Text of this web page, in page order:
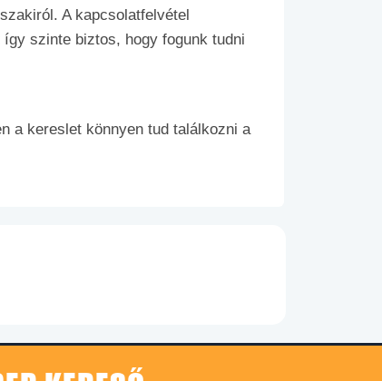
A kapcsolatfelvétel
szinte biztos, hogy fogunk tudni
a kereslet könnyen tud találkozni a